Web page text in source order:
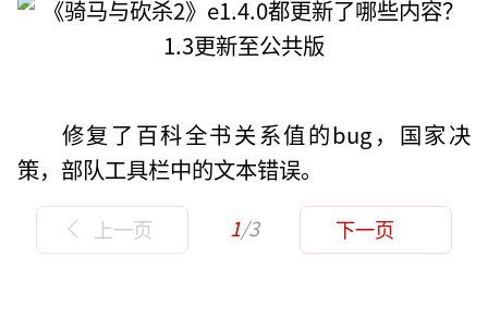
修复了百科全书关系值的bug，国家决
策，部队工具栏中的文本错误。
上一页 1/3 下一页